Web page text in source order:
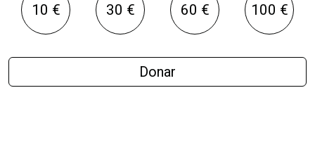
10 € 30 € 60 € 100 €
Donar